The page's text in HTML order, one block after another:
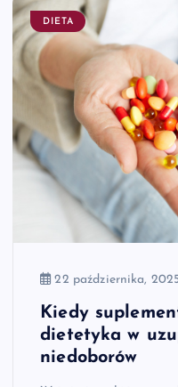
DIETA
22 października,
Kiedy
dietetyka w
niedoborów